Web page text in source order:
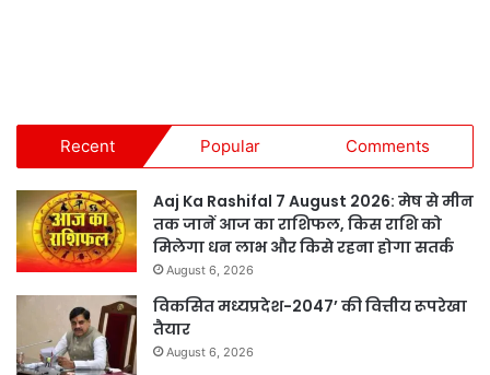
Recent Popular Comments
Aaj Ka Rashifal 7 August 2026: मेष से मीन
तक जानें आज का राशिफल, किस राशि को
मिलेगा धन लाभ और किसे रहना होगा सतर्क
August 6, 2026
विकसित मध्यप्रदेश-2047’ की वित्तीय रूपरेखा
तैयार
August 6, 2026